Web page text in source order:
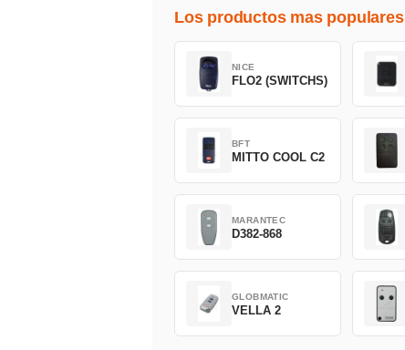
Los productos mas populares
NICE
FLO2 (SWITCHS)
BFT
MITTO COOL C2
MARANTEC
D382-868
GLOBMATIC
VELLA 2